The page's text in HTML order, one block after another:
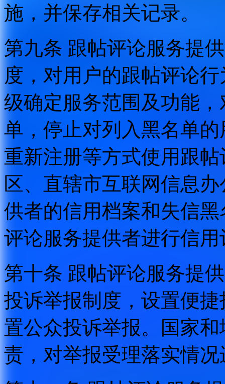
施，并保存相关记录。
第九条 跟帖评论服务提
度，对用户的跟帖评论
级确定服务范围及功能
单，停止对列入黑名单
重新注册等方式使用跟
区、直辖市互联网信息
供者的信用档案和失信
评论服务提供者进行信用
第十条 跟帖评论服务提
投诉举报制度，设置便
置公众投诉举报。国家
责，对举报受理落实情